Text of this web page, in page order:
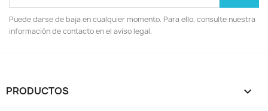
Puede darse de baja en cualquier momento. Para ello, consulte nuestra
información de contacto en el aviso legal.
PRODUCTOS 